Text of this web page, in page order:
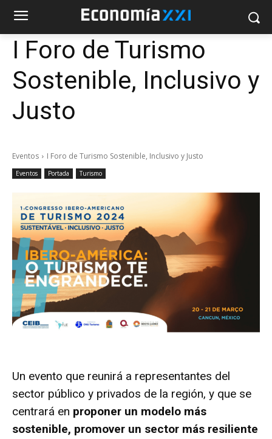
I Foro de Turismo
Sostenible, Inclusivo y
Justo
Eventos I Foro de Turismo Sostenible, Inclusivo y Justo
Eventos Portada Turismo
Un evento que reunirá a representantes del
sector público y privados de la región, y que se
centrará en proponer un modelo más
sostenible, promover un sector más resiliente